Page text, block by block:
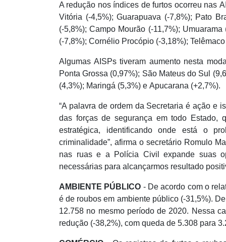
A redução nos índices de furtos ocorreu nas
Vitória (-4,5%); Guarapuava (-7,8%); Pato
(-5,8%); Campo Mourão (-11,7%);
(-7,8%); Cornélio Procópio (-3,18%);
Algumas AISPs tiveram aumento nesta
Ponta Grossa (0,97%); São Mateus do Sul
(4,3%); Maringá (5,3%) e Apucarana (+2,7%).
“A palavra de ordem da Secretaria é ação e
das forças de segurança em todo Estado,
estratégica, identificando onde está o
criminalidade”, afirma o secretário Romulo
nas ruas e a Polícia Civil expande suas
necessárias para alcançarmos resultado
AMBIENTE PÚBLICO - De acordo com o
é de roubos em ambiente público (-31,5%).
12.758 no mesmo período de 2020. Nessa
redução (-38,2%), com queda de 5.308 para